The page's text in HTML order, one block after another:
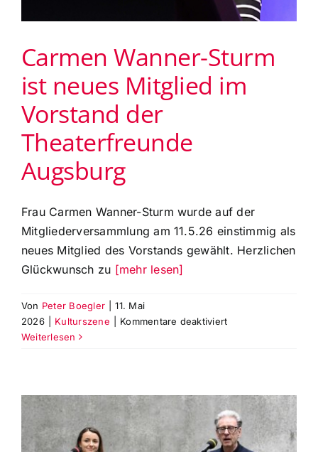
Carmen Wanner-Sturm
ist neues Mitglied im
Vorstand der
Theaterfreunde
Augsburg
Frau Carmen Wanner-Sturm wurde auf der
Mitgliederversammlung am 11.5.26 einstimmig als
neues Mitglied des Vorstands gewählt. Herzlichen
Glückwunsch zu [mehr lesen]
Von Peter Boegler
11. Mai
2026
Kulturszene Kommentare deaktiviertfür
neues
Mitglied
im
Vorstand
Weiterlesen